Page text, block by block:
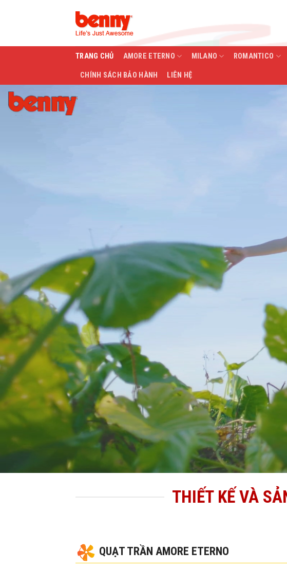
TRANG CHỦ AMORE ETERNO MILANO ROMANTICO
CHÍNH SÁCH BẢO HÀNH LIÊN HỆ
THIẾT KẾ VÀ
QUẠT TRẦN AMORE ETERNO